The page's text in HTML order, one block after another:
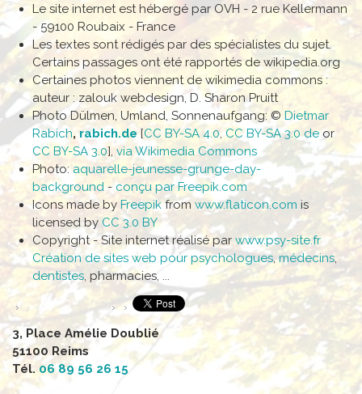
Le site internet est hébergé par OVH - 2 rue Kellermann
- 59100 Roubaix - France
Les textes sont rédigés par des spécialistes du sujet.
Certains passages ont été rapportés de wikipedia.org
Certaines photos viennent de wikimedia commons :
auteur : zalouk webdesign, D. Sharon Pruitt
Photo Dülmen, Umland, Sonnenaufgang: © Dietmar
Rabich, rabich.de[CC BY-SA 4.0 ,CC BY-SA 3.0 deor
CC BY-SA 3.0], via Wikimedia Commons
Photo:aquarelle-jeunesse-grunge-day-
background-conçu par Freepik.com
Icons made by Freepikfrom www.flaticon.com is
licensed by CC 3.0 BY
Copyright - Site internet réalisé par www.psy-site.fr
Création de sites web pour psychologues médecins
dentistes , pharmacies, ...
3, Place Amélie Doublié
51100 Reims
Tél. 06 89 56 26 15